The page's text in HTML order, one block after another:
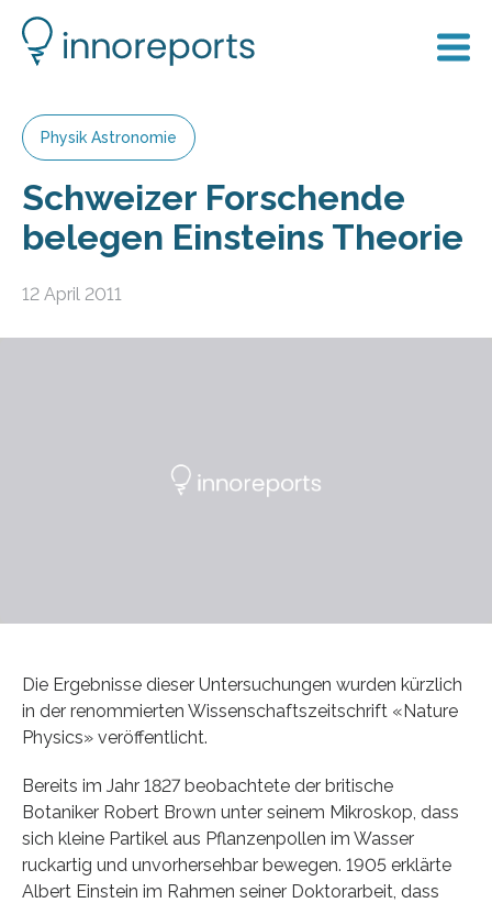
Physik Astronomie
Schweizer Forschende
belegen Einsteins Theorie
12 April 2011
Die Ergebnisse dieser Untersuchungen wurden kürzlich
in der renommierten Wissenschaftszeitschrift «Nature
Physics» veröffentlicht.
Bereits im Jahr 1827 beobachtete der britische
Botaniker Robert Brown unter seinem Mikroskop, dass
sich kleine Partikel aus Pflanzenpollen im Wasser
ruckartig und unvorhersehbar bewegen. 1905 erklärte
Albert Einstein im Rahmen seiner Doktorarbeit, dass